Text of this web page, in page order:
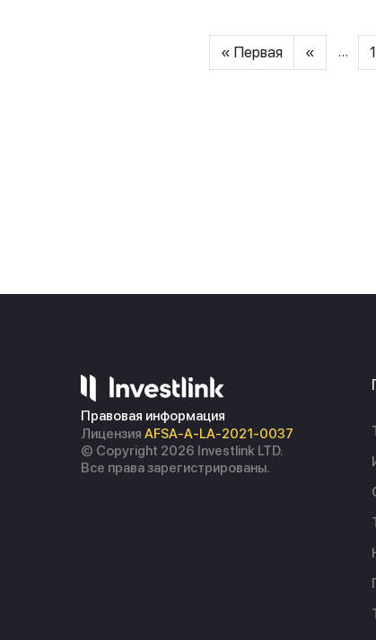
« Первая « ...
Правовая информация
Лицензия AFSA-A-LA-2021-0037
© Copyright 2026 Investlink LTD.
Все права зарегистрированы.